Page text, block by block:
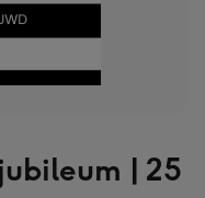
| 25